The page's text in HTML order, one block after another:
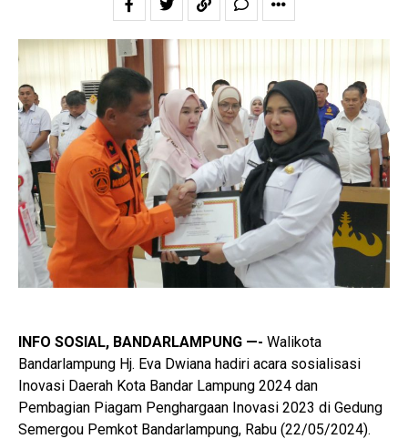
INFO SOSIAL, BANDARLAMPUNG —- Walikota
Bandarlampung Hj. Eva Dwiana hadiri acara sosialisasi
Inovasi Daerah Kota Bandar Lampung 2024 dan
Pembagian Piagam Penghargaan Inovasi 2023 di Gedung
Semergou Pemkot Bandarlampung, Rabu (22/05/2024).